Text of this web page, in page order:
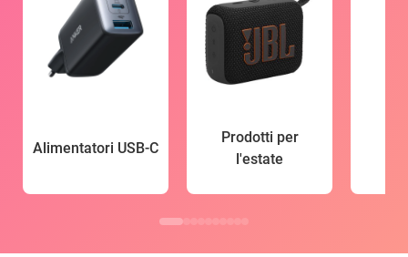
Alimentatori USB-C
Prodotti per
l'estate